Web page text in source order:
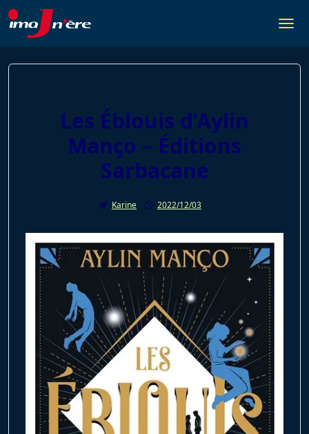
Skip
to
content
Les Éblouis d’Aylin
Manço – Éditions
Sarbacane
Karine 2022/12/03